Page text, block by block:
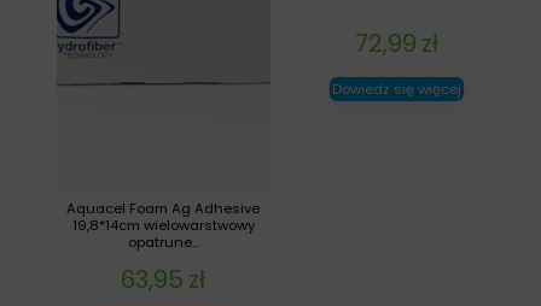
72,99 zł
Dowiedz się więcej
Aquacel Foam Ag Adhesive
19,8*14cm wielowarstwowy
opatrune...
63,95 zł